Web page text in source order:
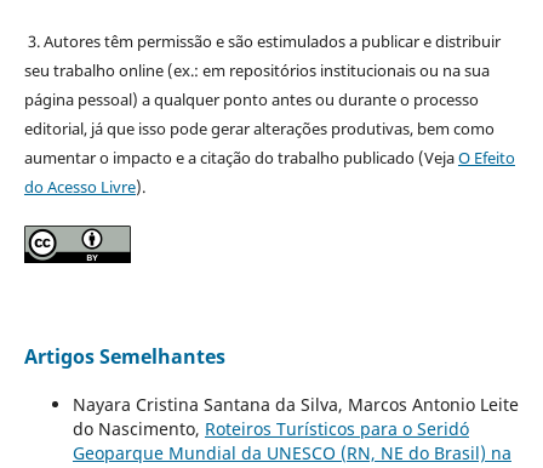
3. Autores têm permissão e são estimulados a publicar e distribuir
seu trabalho online (ex.: em repositórios institucionais ou na sua
página pessoal) a qualquer ponto antes ou durante o processo
editorial, já que isso pode gerar alterações produtivas, bem como
aumentar o impacto e a citação do trabalho publicado (VejaO Efeito
do Acesso Livre).
Artigos Semelhantes
Nayara Cristina Santana da Silva, Marcos Antonio Leite
do Nascimento, Roteiros Turísticos para o Seridó
Geoparque Mundial da UNESCO (RN, NE do Brasil) na